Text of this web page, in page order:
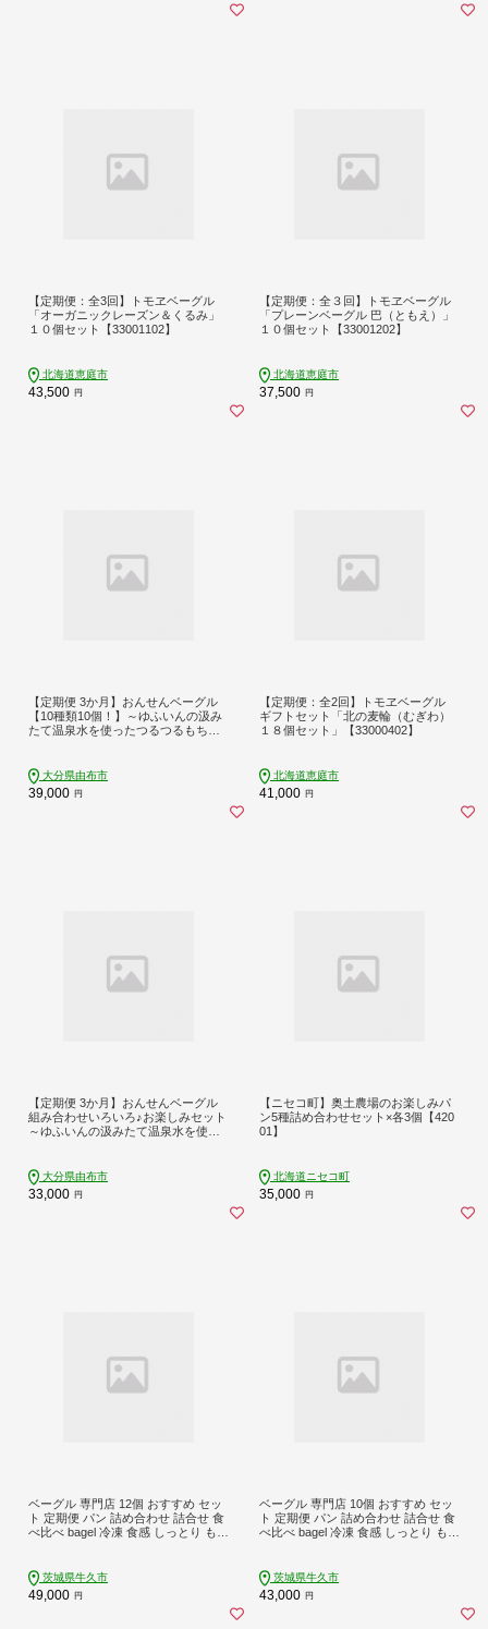
【定期便：全3回】トモヱベーグル
「オーガニックレーズン＆くるみ」
１０個セット【33001102】
北海道恵庭市
43,500 円
【定期便：全３回】トモヱベーグル
「プレーンベーグル 巴（ともえ）」
１０個セット【33001202】
北海道恵庭市
37,500 円
【定期便 3か月】おんせんベーグル
【10種類10個！】～ゆふいんの汲み
たて温泉水を使ったつるつるもちも
大分県由布市
39,000 円
【定期便：全2回】トモヱベーグル
ギフトセット「北の麦輪（むぎわ）
１８個セット」【33000402】
北海道恵庭市
41,000 円
【定期便 3か月】おんせんベーグル
組み合わせいろいろ♪お楽しみセット
～ゆふいんの汲みたて温泉水を使っ
大分県由布市
33,000 円
【ニセコ町】奥土農場のお楽しみパ
ン5種詰め合わせセット×各3個【420
01】
北海道ニセコ町
35,000 円
ベーグル 専門店 12個 おすすめ セッ
ト 定期便 パン 詰め合わせ 詰合せ 食
べ比べ bagel 冷凍 食感 しっとり もっ
】《 種類おまかせ 》
茨城県牛久市
49,000 円
ベーグル 専門店 10個 おすすめ セッ
ト 定期便 パン 詰め合わせ 詰合せ 食
べ比べ bagel 冷凍 食感 しっとり もっ
】《 種類おまかせ 》
茨城県牛久市
43,000 円